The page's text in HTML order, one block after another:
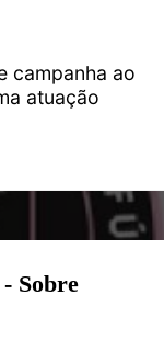
campanha ao
atuação
Sobre